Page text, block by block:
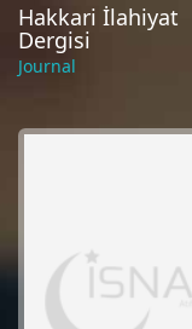
Hakkari İlahiyat
Dergisi
Journal